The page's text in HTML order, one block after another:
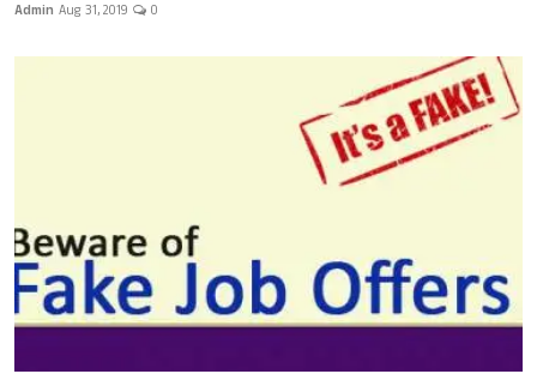
Admin Aug 31, 2019 0